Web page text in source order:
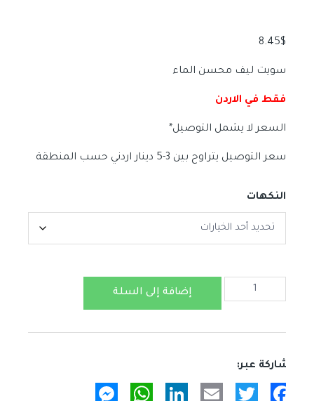
8.45$
سويت ليف محسن الماء
فقط في الاردن
السعر لا يشمل التوصيل*
سعر التوصيل يتراوح بين 3-5 دينار اردني حسب المنطقة
النكهات
سويت
الماء
فروت
إضافة إلى السلة
Facebook
Twitter
LinkedIn
WhatsApp